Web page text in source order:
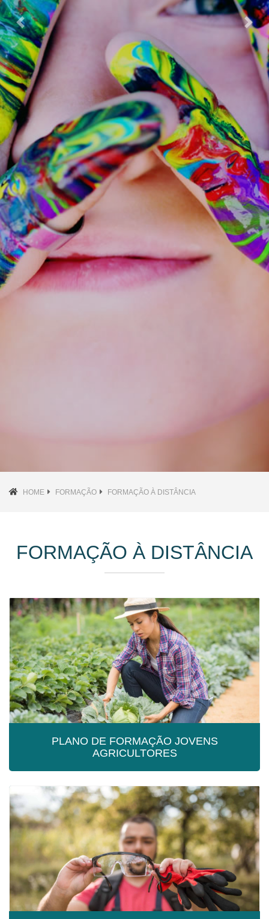
Previous Next
HOME FORMAÇÃO FORMAÇÃO À DISTÂNCIA
FORMAÇÃO À DISTÂNCIA
PLANO DE FORMAÇÃO JOVENS
AGRICULTORES
PLANO DE FORMAÇÃO JOVENS
AGRICULTORES